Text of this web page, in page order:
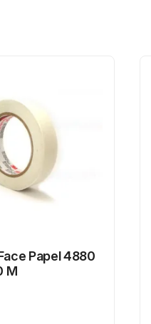
Papel 4880
M